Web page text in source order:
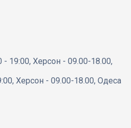
- 19:00, Херсон - 09.00-18.00,
Херсон - 09.00-18.00, Одеса